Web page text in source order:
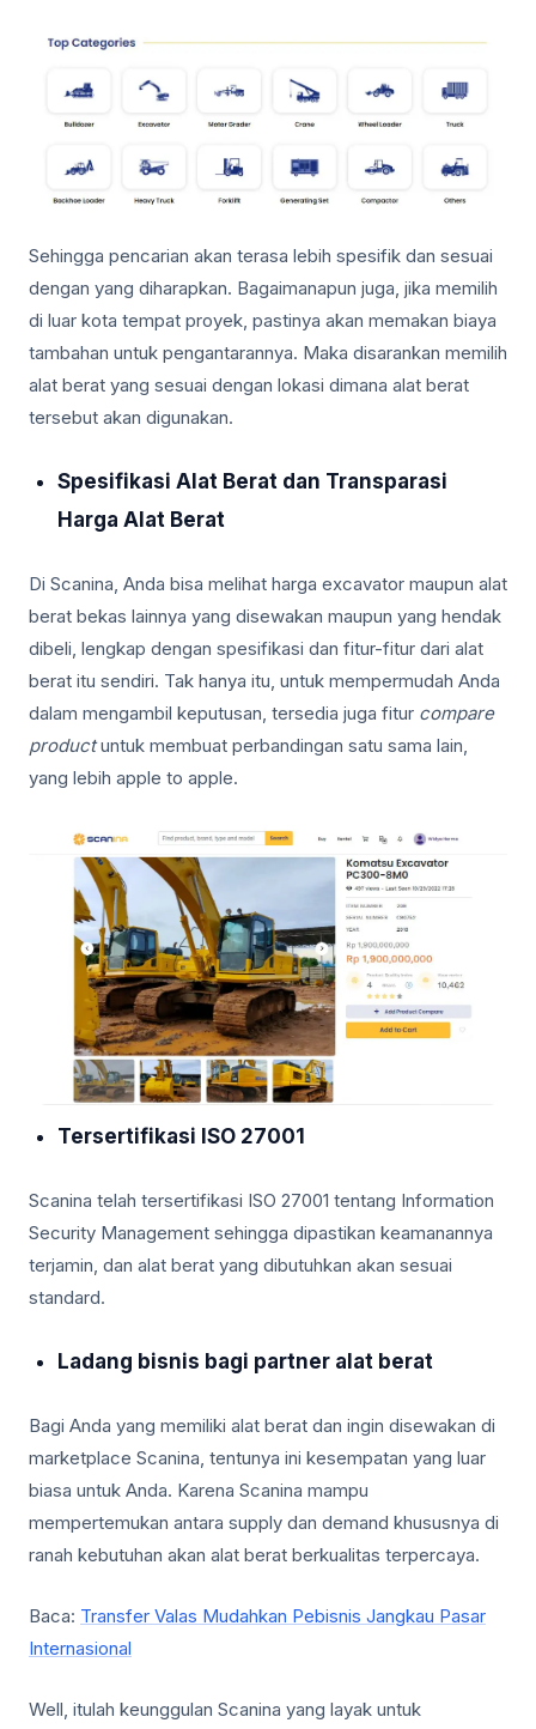
Sehingga pencarian akan terasa lebih spesifik dan sesuai
dengan yang diharapkan. Bagaimanapun juga, jika memilih
di luar kota tempat proyek, pastinya akan memakan biaya
tambahan untuk pengantarannya. Maka disarankan memilih
alat berat yang sesuai dengan lokasi dimana alat berat
tersebut akan digunakan.
Spesifikasi Alat Berat dan Transparasi
Harga Alat Berat
Di Scanina, Anda bisa melihat harga excavator maupun alat
berat bekas lainnya yang disewakan maupun yang hendak
dibeli, lengkap dengan spesifikasi dan fitur-fitur dari alat
berat itu sendiri. Tak hanya itu, untuk mempermudah Anda
dalam mengambil keputusan, tersedia juga fitur compare
productuntuk membuat perbandingan satu sama lain,
yang lebih apple to apple.
Tersertifikasi ISO 27001
Scanina telah tersertifikasi ISO 27001 tentang Information
Security Management sehingga dipastikan keamanannya
terjamin, dan alat berat yang dibutuhkan akan sesuai
standard.
Ladang bisnis bagi partner alat berat
Bagi Anda yang memiliki alat berat dan ingin disewakan di
marketplace Scanina, tentunya ini kesempatan yang luar
biasa untuk Anda. Karena Scanina mampu
mempertemukan antara supply dan demand khususnya di
ranah kebutuhan akan alat berat berkualitas terpercaya.
Baca: Transfer Valas Mudahkan Pebisnis Jangkau Pasar
Internasional
Well, itulah keunggulan Scanina yang layak untuk